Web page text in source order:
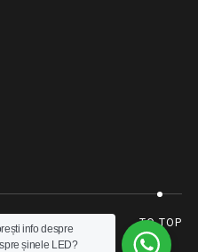
RESERVED. TO TOP
info despre
șinele LED?